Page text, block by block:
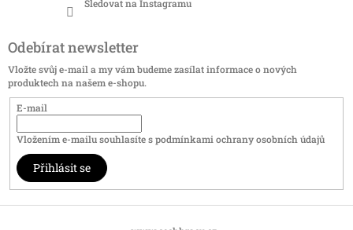
Sledovat na Instagramu
Odebírat newsletter
Vložte svůj e-mail a my vám budeme zasílat informace o nových
produktech na našem e-shopu.
E-mail
Vložením e-mailu souhlasíte spodmínkami ochrany osobních údajů
Přihlásit se